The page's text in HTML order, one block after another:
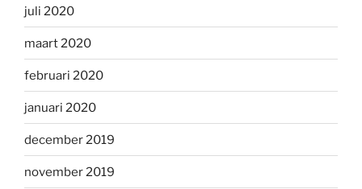
juli 2020
maart 2020
februari 2020
januari 2020
december 2019
november 2019